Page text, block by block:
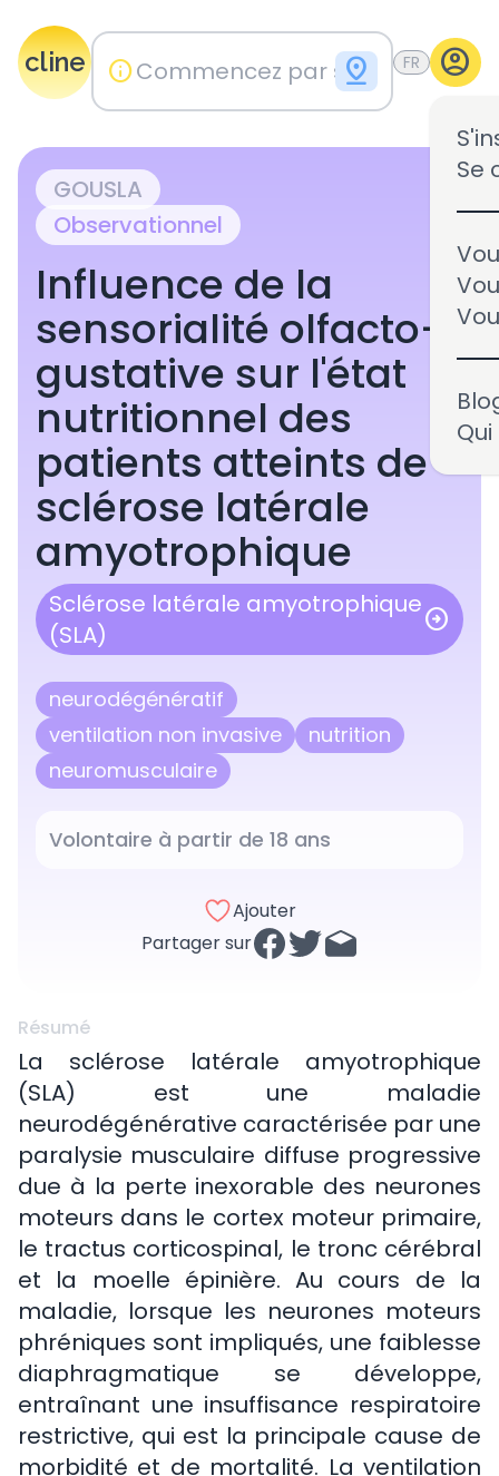
cline info pin_drop FR account_circle
Se
Vous êtes le promoteur
l'essai clinique
Pour prendre le contrôle des
publiées sur Cline sur cet essai
de préciser vos coordonnées ci-
Observationnel
GOUSLA
Influence de la
sensorialité olfacto-
gustative sur l'état
nutritionnel des
patients atteints de
sclérose latérale
amyotrophique
Sclérose latérale amyotrophique
(SLA)
arrow_circle_right
neurodégénératif
ventilation non invasive
nutrition
neuromusculaire
Volontaire à partir de 18 ans
Ajouter
Partager sur
Résumé
La sclérose latérale amyotrophique
(SLA) est une maladie
neurodégénérative caractérisée par une
paralysie musculaire diffuse progressive
due à la perte inexorable des neurones
moteurs dans le cortex moteur primaire,
le tractus corticospinal, le tronc cérébral
et la moelle épinière. Au cours de la
maladie, lorsque les neurones moteurs
phréniques sont impliqués, une faiblesse
diaphragmatique se développe,
entraînant une insuffisance respiratoire
restrictive, qui est la principale cause de
morbidité et de mortalité. La ventilation